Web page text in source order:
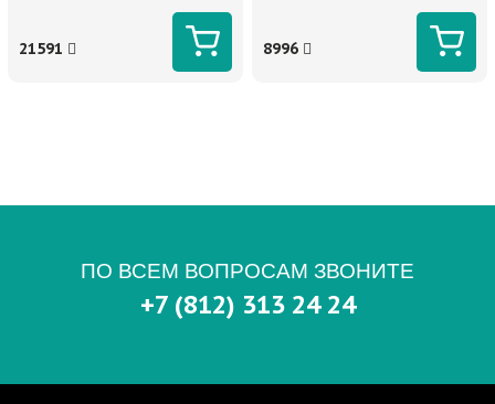
21591 8996
ПО ВСЕМ ВОПРОСАМ ЗВОНИТЕ
+7 (812) 313 24 24